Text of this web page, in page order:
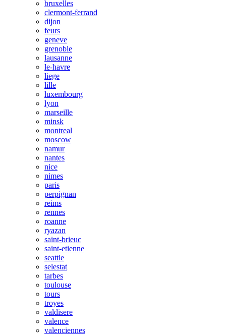
bruxelles
clermont-ferrand
dijon
feurs
geneve
grenoble
lausanne
le-havre
liege
lille
luxembourg
lyon
marseille
minsk
montreal
moscow
namur
nantes
nice
nimes
paris
perpignan
reims
rennes
roanne
ryazan
saint-brieuc
saint-etienne
seattle
selestat
tarbes
toulouse
tours
troyes
valdisere
valence
valenciennes